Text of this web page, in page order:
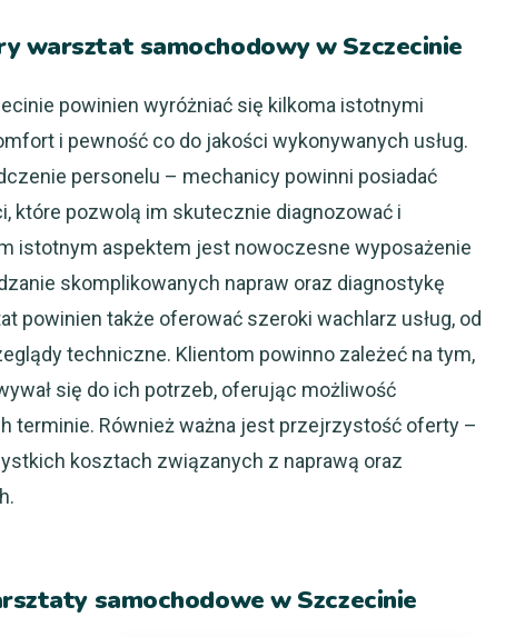
warsztat samochodowy w Szczecinie
powinien wyróżniać się kilkoma istotnymi
i pewność co do jakości wykonywanych usług.
personelu – mechanicy powinni posiadać
które pozwolą im skutecznie diagnozować i
istotnym aspektem jest nowoczesne wyposażenie
skomplikowanych napraw oraz diagnostykę
powinien także oferować szeroki wachlarz usług, od
techniczne. Klientom powinno zależeć na tym,
się do ich potrzeb, oferując możliwość
terminie. Również ważna jest przejrzystość oferty –
kosztach związanych z naprawą oraz
samochodowe w Szczecinie